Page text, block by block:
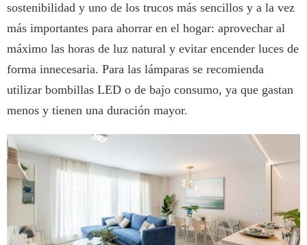
sostenibilidad y uno de los trucos más sencillos y a la vez
más importantes para ahorrar en el hogar: aprovechar al
máximo las horas de luz natural y evitar encender luces de
forma innecesaria. Para las lámparas se recomienda
utilizar bombillas LED o de bajo consumo, ya que gastan
menos y tienen una duración mayor.